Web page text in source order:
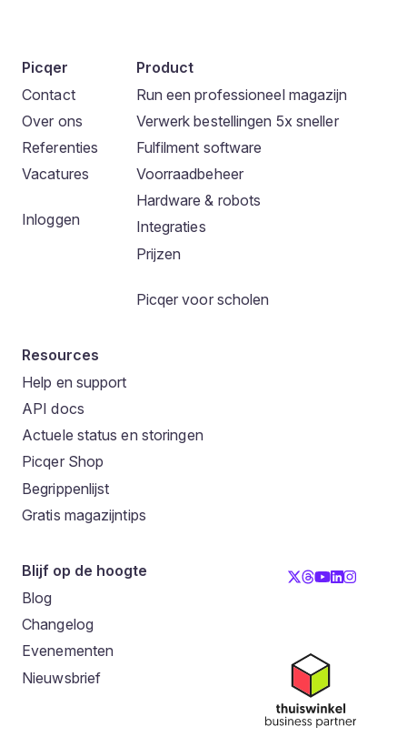
Picqer
Contact
Over ons
Referenties
Vacatures
Inloggen
Product
Run een professioneel magazijn
Verwerk bestellingen 5x sneller
Fulfilment software
Voorraadbeheer
Hardware & robots
Integraties
Prijzen
Picqer voor scholen
Resources
Help en support
API docs
Actuele status en storingen
Picqer Shop
Begrippenlijst
Gratis magazijntips
Blijf op de hoogte
Blog
Changelog
Evenementen
Nieuwsbrief